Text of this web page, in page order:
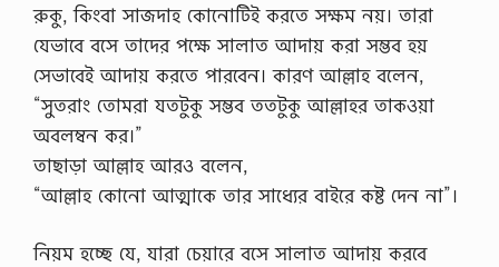
রুকু, কিংবা সাজদাহ কোনোটিই করতে সক্ষম নয়। তারা
যেভাবে বসে তাদের পক্ষে সালাত আদায় করা সম্ভব হয়
সেভাবেই আদায় করতে পারবেন। কারণ আল্লাহ বলেন,
“সুতরাং তোমরা যতটুকু সম্ভব ততটুকু আল্লাহর তাকওয়া
অবলম্বন কর।”
তাছাড়া আল্লাহ আরও বলেন,
“আল্লাহ কোনো আত্মাকে তার সাধ্যের বাইরে কষ্ট দেন না”।
নিয়ম হচ্ছে যে, যারা চেয়ারে বসে সালাত আদায় করবে